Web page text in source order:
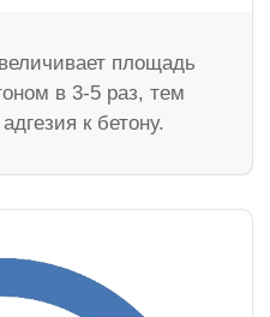
площадь
в 3-5 раз, тем
к бетону.